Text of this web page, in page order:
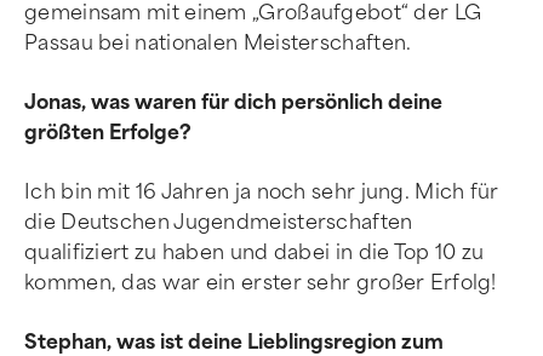
gemeinsam mit einem „Großaufgebot“ der LG
Passau bei nationalen Meisterschaften.
Jonas, was waren für dich persönlich deine
größten Erfolge?
Ich bin mit 16 Jahren ja noch sehr jung. Mich für
die Deutschen Jugendmeisterschaften
qualifiziert zu haben und dabei in die Top 10 zu
kommen, das war ein erster sehr großer Erfolg!
Stephan, was ist deine Lieblingsregion zum